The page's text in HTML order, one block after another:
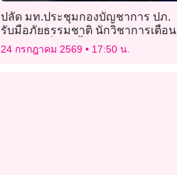
ปลัด มท.ประชุมกองบัญชาการ ปภ.
รับมือภัยธรรมชาติ นักวิชาการเตือน
อุณหภูมิเพิ่มสูงขึ้น
24 กรกฎาคม 2569 17:50 น.